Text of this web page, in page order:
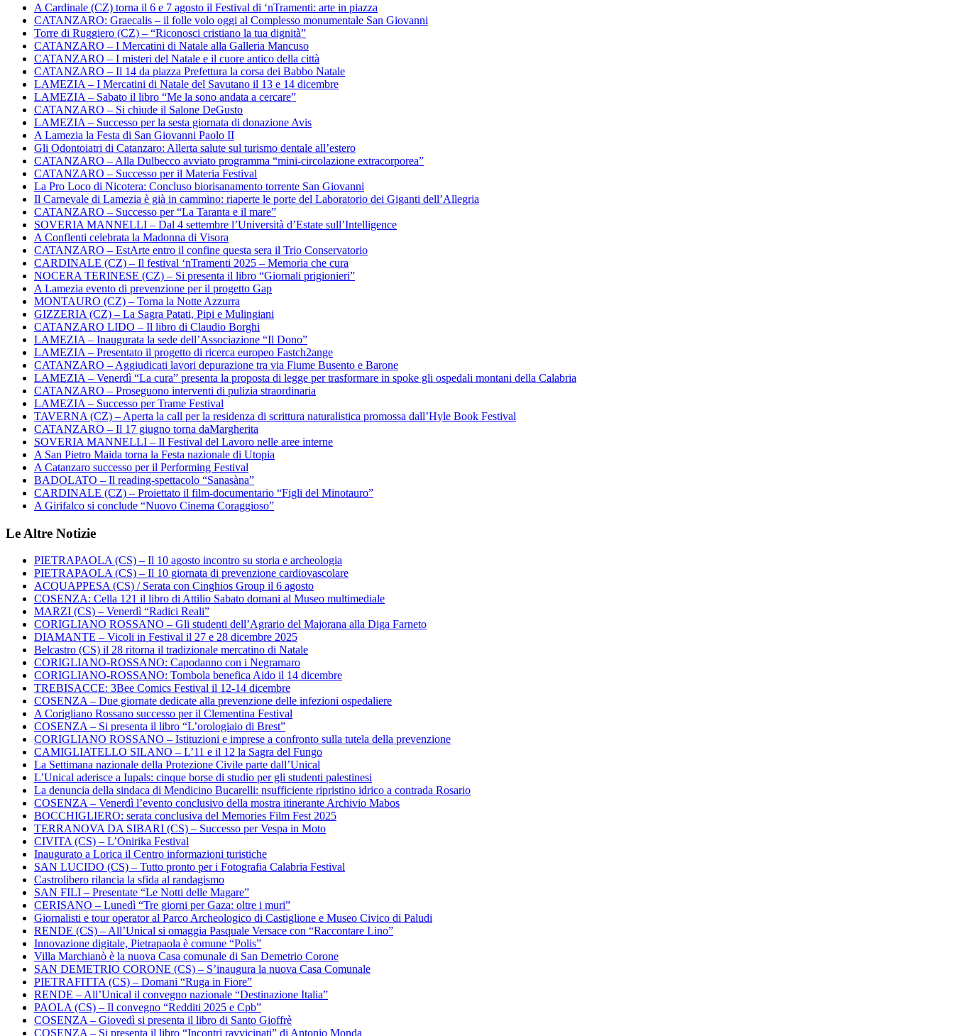
A Cardinale (CZ) torna il 6 e 7 agosto il Festival di ‘nTramenti: arte in piazza
CATANZARO: Graecalis – il folle volo oggi al Complesso monumentale San Giovanni
Torre di Ruggiero (CZ) – “Riconosci cristiano la tua dignità”
CATANZARO – I Mercatini di Natale alla Galleria Mancuso
CATANZARO – I misteri del Natale e il cuore antico della città
CATANZARO – Il 14 da piazza Prefettura la corsa dei Babbo Natale
LAMEZIA – I Mercatini di Natale del Savutano il 13 e 14 dicembre
LAMEZIA – Sabato il libro “Me la sono andata a cercare”
CATANZARO – Si chiude il Salone DeGusto
LAMEZIA – Successo per la sesta giornata di donazione Avis
A Lamezia la Festa di San Giovanni Paolo II
Gli Odontoiatri di Catanzaro: Allerta salute sul turismo dentale all’estero
CATANZARO – Alla Dulbecco avviato programma “mini-circolazione extracorporea”
CATANZARO – Successo per il Materia Festival
La Pro Loco di Nicotera: Concluso biorisanamento torrente San Giovanni
Il Carnevale di Lamezia è già in cammino: riaperte le porte del Laboratorio dei Giganti dell’Allegria
CATANZARO – Successo per “La Taranta e il mare”
SOVERIA MANNELLI – Dal 4 settembre l’Università d’Estate sull’Intelligence
A Conflenti celebrata la Madonna di Visora
CATANZARO – EstArte entro il confine questa sera il Trio Conservatorio
CARDINALE (CZ) – Il festival ‘nTramenti 2025 – Memoria che cura
NOCERA TERINESE (CZ) – Si presenta il libro “Giornali prigionieri”
A Lamezia evento di prevenzione per il progetto Gap
MONTAURO (CZ) – Torna la Notte Azzurra
GIZZERIA (CZ) – La Sagra Patati, Pipi e Mulingiani
CATANZARO LIDO – Il libro di Claudio Borghi
LAMEZIA – Inaugurata la sede dell’Associazione “Il Dono”
LAMEZIA – Presentato il progetto di ricerca europeo Fastch2ange
CATANZARO – Aggiudicati lavori depurazione tra via Fiume Busento e Barone
LAMEZIA – Venerdì “La cura” presenta la proposta di legge per trasformare in spoke gli ospedali montani della Calabria
CATANZARO – Proseguono interventi di pulizia straordinaria
LAMEZIA – Successo per Trame Festival
TAVERNA (CZ) – Aperta la call per la residenza di scrittura naturalistica promossa dall’Hyle Book Festival
CATANZARO – Il 17 giugno torna daMargherita
SOVERIA MANNELLI – Il Festival del Lavoro nelle aree interne
A San Pietro Maida torna la Festa nazionale di Utopia
A Catanzaro successo per il Performing Festival
BADOLATO – Il reading-spettacolo “Sanasàna”
CARDINALE (CZ) – Proiettato il film-documentario “Figli del Minotauro”
A Girifalco si conclude “Nuovo Cinema Coraggioso”
Le Altre Notizie
PIETRAPAOLA (CS) – Il 10 agosto incontro su storia e archeologia
PIETRAPAOLA (CS) – Il 10 giornata di prevenzione cardiovascolare
ACQUAPPESA (CS) / Serata con Cinghios Group il 6 agosto
COSENZA: Cella 121 il libro di Attilio Sabato domani al Museo multimediale
MARZI (CS) – Venerdì “Radici Reali”
CORIGLIANO ROSSANO – Gli studenti dell’Agrario del Majorana alla Diga Farneto
DIAMANTE – Vicoli in Festival il 27 e 28 dicembre 2025
Belcastro (CS) il 28 ritorna il tradizionale mercatino di Natale
CORIGLIANO-ROSSANO: Capodanno con i Negramaro
CORIGLIANO-ROSSANO: Tombola benefica Aido il 14 dicembre
TREBISACCE: 3Bee Comics Festival il 12-14 dicembre
COSENZA – Due giornate dedicate alla prevenzione delle infezioni ospedaliere
A Corigliano Rossano successo per il Clementina Festival
COSENZA – Si presenta il libro “L’orologiaio di Brest”
CORIGLIANO ROSSANO – Istituzioni e imprese a confronto sulla tutela della prevenzione
CAMIGLIATELLO SILANO – L’11 e il 12 la Sagra del Fungo
La Settimana nazionale della Protezione Civile parte dall’Unical
L’Unical aderisce a Iupals: cinque borse di studio per gli studenti palestinesi
La denuncia della sindaca di Mendicino Bucarelli: nsufficiente ripristino idrico a contrada Rosario
COSENZA – Venerdì l’evento conclusivo della mostra itinerante Archivio Mabos
BOCCHIGLIERO: serata conclusiva del Memories Film Fest 2025
TERRANOVA DA SIBARI (CS) – Successo per Vespa in Moto
CIVITA (CS) – L’Onirika Festival
Inaugurato a Lorica il Centro informazioni turistiche
SAN LUCIDO (CS) – Tutto pronto per i Fotografia Calabria Festival
Castrolibero rilancia la sfida al randagismo
SAN FILI – Presentate “Le Notti delle Magare”
CERISANO – Lunedì “Tre giorni per Gaza: oltre i muri”
Giornalisti e tour operator al Parco Archeologico di Castiglione e Museo Civico di Paludi
RENDE (CS) – All’Unical si omaggia Pasquale Versace con “Raccontare Lino”
Innovazione digitale, Pietrapaola è comune “Polis”
Villa Marchianò è la nuova Casa comunale di San Demetrio Corone
SAN DEMETRIO CORONE (CS) – S’inaugura la nuova Casa Comunale
PIETRAFITTA (CS) – Domani “Ruga in Fiore”
RENDE – All’Unical il convegno nazionale “Destinazione Italia”
PAOLA (CS) – Il convegno “Redditi 2025 e Cpb”
COSENZA – Giovedì si presenta il libro di Santo Gioffrè
COSENZA – Si presenta il libro “Incontri ravvicinati” di Antonio Monda